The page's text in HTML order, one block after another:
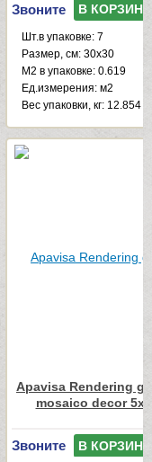
Звоните В КОРЗИНУ
Шт.в упаковке: 7
Размер, см: 30x30
М2 в упаковке: 0.619
Ед.измерения: м2
Веc упаковки, кг: 12.854
Apavisa Rendering
mosaico decor
Звоните В КОРЗИНУ